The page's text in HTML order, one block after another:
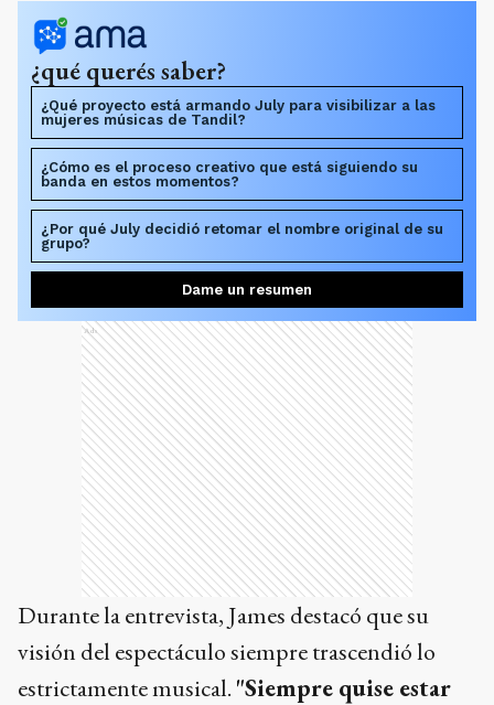
¿qué querés saber?
¿Qué proyecto está armando July para visibilizar a las
mujeres músicas de Tandil?
¿Cómo es el proceso creativo que está siguiendo su
banda en estos momentos?
¿Por qué July decidió retomar el nombre original de su
grupo?
Dame un resumen
Ads
Durante la entrevista, James destacó que su
visión del espectáculo siempre trascendió lo
estrictamente musical. "Siempre quise estar